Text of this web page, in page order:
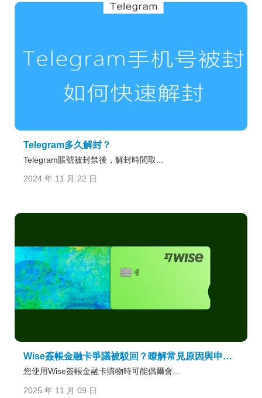
Telegram多久解封？
Telegram賬號被封禁後，解封時間取...
2024 年 11 月 22 日
Wise簽帳金融卡爭議被駁回？瞭解常見原因與申訴方式
您使用Wise簽帳金融卡購物時可能偶爾會...
2025 年 11 月 09 日